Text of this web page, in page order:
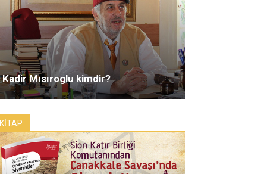
Kadir Mısıroglu kimdir?
KİTAP